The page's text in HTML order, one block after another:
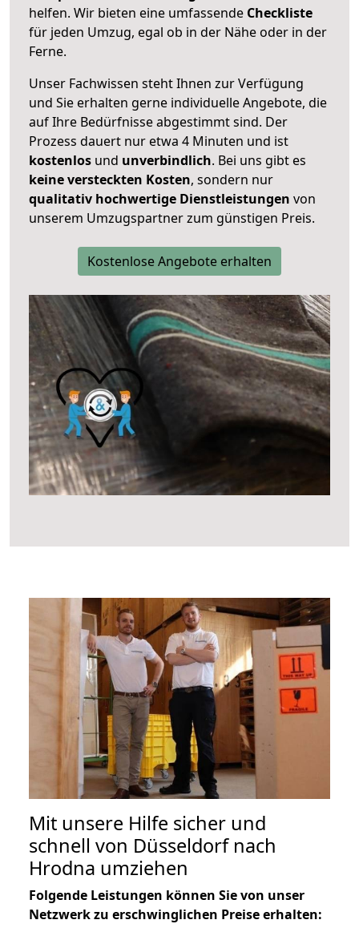
helfen. Wir bieten eine umfassende Checkliste
für jeden Umzug, egal ob in der Nähe oder in der
Ferne.
Unser Fachwissen steht Ihnen zur Verfügung
und Sie erhalten gerne individuelle Angebote, die
auf Ihre Bedürfnisse abgestimmt sind. Der
Prozess dauert nur etwa 4 Minuten und ist
kostenlos und unverbindlich. Bei uns gibt es
keine versteckten Kosten, sondern nur
qualitativ hochwertige Dienstleistungen von
unserem Umzugspartner zum günstigen Preis.
Kostenlose Angebote erhalten
Mit unsere Hilfe sicher und
schnell von Düsseldorf nach
Hrodna umziehen
Folgende Leistungen können Sie von unser
Netzwerk zu erschwinglichen Preise erhalten: